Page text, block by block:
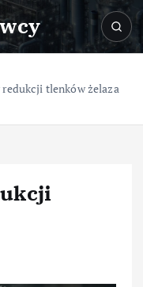
redukcji tlenków żelaza